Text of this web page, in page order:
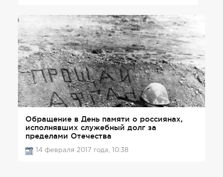
Обращение в День памяти о россиянах,
исполнявших служебный долг за
пределами Отечества
14 февраля 2017 года, 10:38